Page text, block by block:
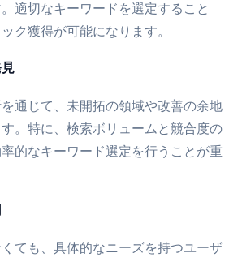
適切なキーワードを選定すること
ク獲得が可能になります。
を通じて、未開拓の領域や改善の余地
。特に、検索ボリュームと競合度の
的なキーワード選定を行うことが重
ても、具体的なニーズを持つユーザ